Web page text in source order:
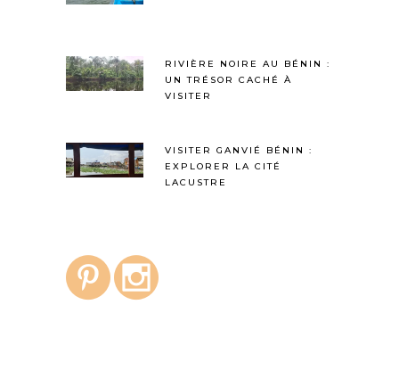
RIVIÈRE NOIRE AU BÉNIN :
UN TRÉSOR CACHÉ À
VISITER
VISITER GANVIÉ BÉNIN :
EXPLORER LA CITÉ
LACUSTRE